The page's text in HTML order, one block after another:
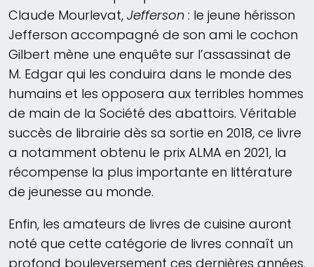
Claude Mourlevat, Jefferson : le jeune hérisson
Jefferson accompagné de son ami le cochon
Gilbert mène une enquête sur l’assassinat de
M. Edgar qui les conduira dans le monde des
humains et les opposera aux terribles hommes
de main de la Société des abattoirs. Véritable
succès de librairie dès sa sortie en 2018, ce livre
a notamment obtenu le prix ALMA en 2021, la
récompense la plus importante en littérature
de jeunesse au monde.
Enfin, les amateurs de livres de cuisine auront
noté que cette catégorie de livres connaît un
profond bouleversement ces dernières années.